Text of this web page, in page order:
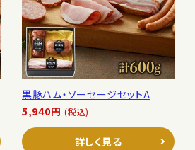
黒豚ハム・ソーセージセットA
5,940円 (税込)
詳しく見る